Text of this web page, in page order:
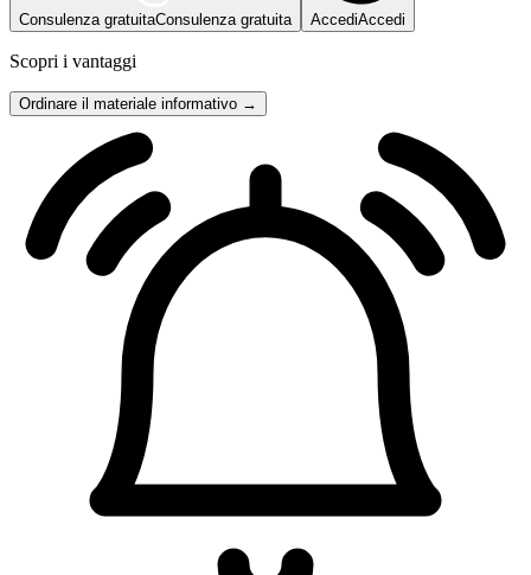
Consulenza gratuitaConsulenza gratuita AccediAccedi
Scopri i vantaggi
Ordinare il materiale informativo →